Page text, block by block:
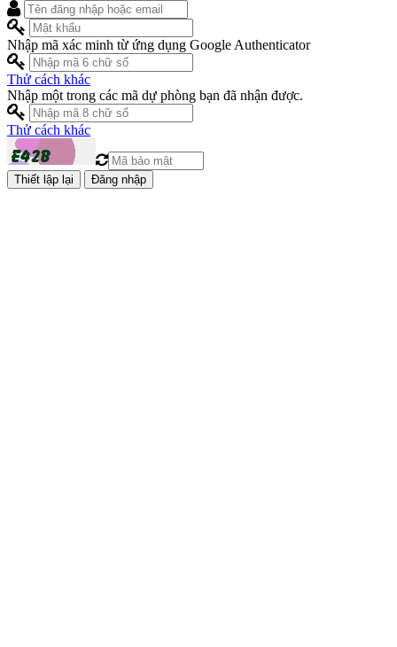
Nhập mã xác minh từ ứng dụng Google Authenticator
Thử cách khác
Nhập một trong các mã dự phòng bạn đã nhận được.
Thử cách khác
Đăng nhập